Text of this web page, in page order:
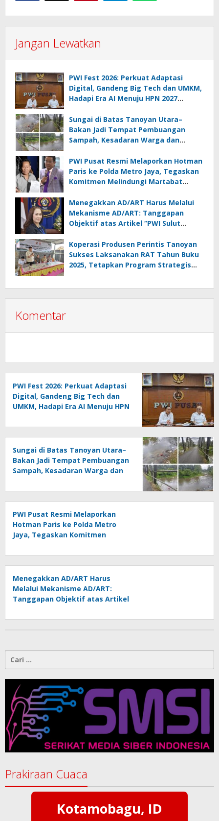
Jangan Lewatkan
PWI Fest 2026: Perkuat Adaptasi
Digital, Gandeng Big Tech dan UMKM,
Hadapi Era AI Menuju HPN 2027
Sungai di Batas Tanoyan Utara–
Bakan Jadi Tempat Pembuangan
Sampah, Kesadaran Warga dan
PWI Pusat Resmi Melaporkan Hotman
Paris ke Polda Metro Jaya, Tegaskan
Komitmen Melindungi Martabat
Menegakkan AD/ART Harus Melalui
Mekanisme AD/ART: Tanggapan
Objektif atas Artikel “PWI Sulut
Melanggar Aturan”
Koperasi Produsen Perintis Tanoyan
Sukses Laksanakan RAT Tahun Buku
2025, Tetapkan Program Strategis
Komentar
PWI Fest 2026: Perkuat Adaptasi
Digital, Gandeng Big Tech dan
UMKM, Hadapi Era AI Menuju HPN
Sungai di Batas Tanoyan Utara–
Bakan Jadi Tempat Pembuangan
Sampah, Kesadaran Warga dan
Dipertanyakan
PWI Pusat Resmi Melaporkan
Hotman Paris ke Polda Metro
Jaya, Tegaskan Komitmen
Menegakkan AD/ART Harus
Melalui Mekanisme AD/ART:
Tanggapan Objektif atas Artikel
Konspirasi Melanggar Aturan”
Cari
untuk:
Prakiraan Cuaca
Kotamobagu, ID